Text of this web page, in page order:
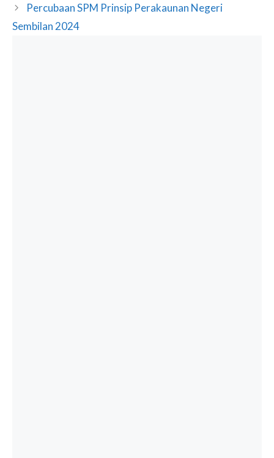
Percubaan SPM Prinsip Perakaunan Negeri
Sembilan 2024